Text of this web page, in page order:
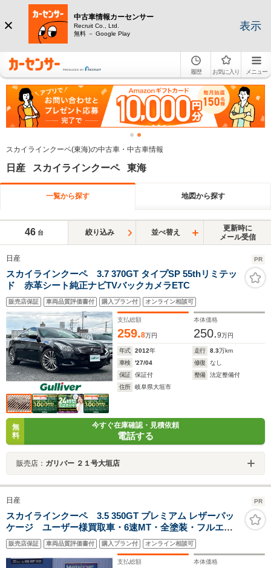
中古車情報カーセンサー
Recruit Co., Ltd.
無料 － Google Play
表示
履歴 お気に入り メニュー
スカイラインクーペ(東海)の中古車・中古車情報
日産 スカイラインクーペ 東海
一覧から探す 地図から探す
46 台 絞り込み 並べ替え
更新時に
メール受信
日産 PR
スカイラインクーペ 3.7 370GT タイプSP 55thリミテッ
ド 赤革シート純正ナビTVバックカメラETC
販売店保証 車両品質評価書付 購入プラン付 オンライン相談可
支払総額
259.8万円
本体価格
250.9万円
年式 2012年 走行 8.3万km
車検
'27/04 修復
なし
保証
保証付 整備
法定整備付
住所
岐阜県大垣市
無
料
今すぐ在庫確認・見積依頼
電話する
販売店： ガリバー ２１号大垣店
日産 PR
スカイラインクーペ 3.5 350GT プレミアム レザーパッ
ケージ ユーザー様買取車・6速MT・全塗装・フルエア
ロ・ローダウン・BOSEサウンド・レザーシート・ブレン
ボキャリパー・SSR20インチAW・SUXONマフラー・タ
ナベ車高調・GTウィング・ETC・パワーシート・シート
販売店保証 車両品質評価書付 購入プラン付 オンライン相談可
支払総額 本体価格